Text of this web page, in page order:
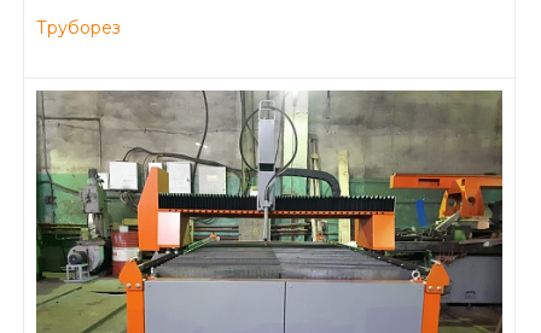
Труборез